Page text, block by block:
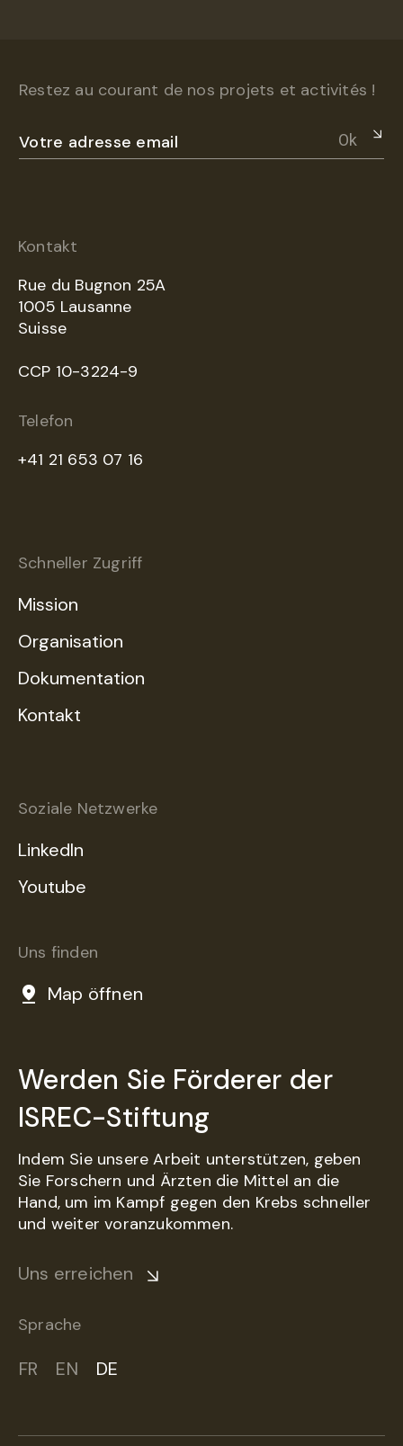
Restez au courant de nos projets et activités !
Ok
Kontakt
Rue du Bugnon 25A
1005 Lausanne
Suisse
CCP 10-3224-9
Telefon
+41 21 653 07 16
Schneller Zugriff
Mission
Organisation
Dokumentation
Kontakt
Soziale Netzwerke
LinkedIn
Youtube
Uns finden
Map öffnen
Werden Sie Förderer der
ISREC-Stiftung
Indem Sie unsere Arbeit unterstützen, geben
Sie Forschern und Ärzten die Mittel an die
Hand, um im Kampf gegen den Krebs schneller
und weiter voranzukommen.
Uns erreichen
Sprache
FR EN DE